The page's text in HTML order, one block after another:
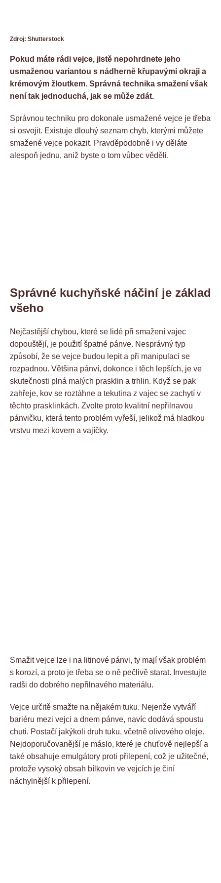
Zdroj: Shutterstock
Pokud máte rádi vejce, jistě nepohrdnete jeho
usmaženou variantou s nádherně křupavými okraji a
krémovým žloutkem. Správná technika smažení však
není tak jednoduchá, jak se může zdát.
Správnou techniku pro dokonale usmažené vejce je třeba
si osvojit. Existuje dlouhý seznam chyb, kterými můžete
smažené vejce pokazit. Pravděpodobně i vy děláte
alespoň jednu, aniž byste o tom vůbec věděli.
Správné kuchyňské náčiní je základ
všeho
Nejčastější chybou, které se lidé při smažení vajec
dopouštějí, je použití špatné pánve. Nesprávný typ
způsobí, že se vejce budou lepit a při manipulaci se
rozpadnou. Většina pánví, dokonce i těch lepších, je ve
skutečnosti plná malých prasklin a trhlin. Když se pak
zahřeje, kov se roztáhne a tekutina z vajec se zachytí v
těchto prasklinkách. Zvolte proto kvalitní nepřilnavou
pánvičku, která tento problém vyřeší, jelikož má hladkou
vrstvu mezi kovem a vajíčky.
Smažit vejce lze i na litinové pánvi, ty mají však problém
s korozí, a proto je třeba se o ně pečlivě starat. Investujte
radši do dobrého nepřilnavého materiálu.
Vejce určitě smažte na nějakém tuku. Nejenže vytváří
bariéru mezi vejci a dnem pánve, navíc dodává spoustu
chuti. Postačí jakýkoli druh tuku, včetně olivového oleje.
Nejdoporučovanější je máslo, které je chuťově nejlepší a
také obsahuje emulgátory proti přilepení, což je užitečné,
protože vysoký obsah bílkovin ve vejcích je činí
náchylnější k přilepení.